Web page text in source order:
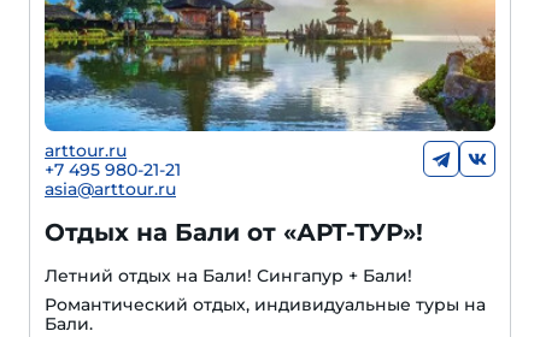
arttour.ru
+7 495 980-21-21
asia@arttour.ru
Отдых на Бали от «АРТ-ТУР»!
Летний отдых на Бали! Сингапур + Бали!
Романтический отдых, индивидуальные туры на
Бали.